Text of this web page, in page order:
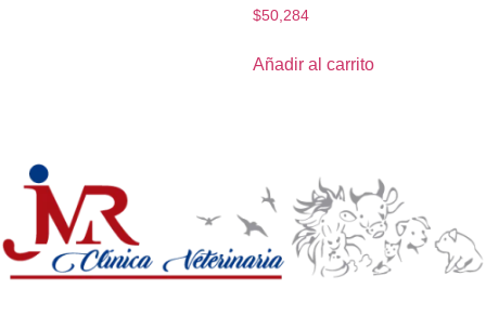
$50,284
Añadir al carrito